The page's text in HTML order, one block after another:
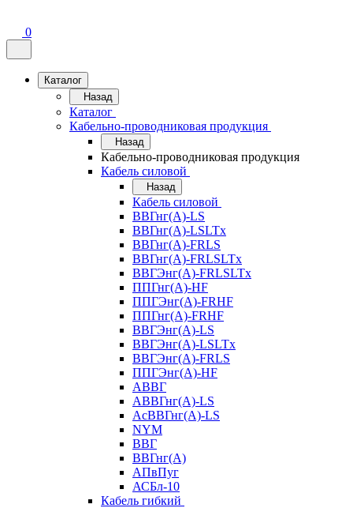
0
Каталог
Назад
Каталог
Кабельно-проводниковая продукция
Назад
Кабельно-проводниковая продукция
Кабель силовой
Назад
Кабель силовой
ВВГнг(А)-LS
ВВГнг(А)-LSLTx
ВВГнг(А)-FRLS
ВВГнг(А)-FRLSLTx
ВВГЭнг(А)-FRLSLTx
ППГнг(А)-HF
ППГЭнг(А)-FRHF
ППГнг(А)-FRHF
ВВГЭнг(А)-LS
ВВГЭнг(А)-LSLTx
ВВГЭнг(А)-FRLS
ППГЭнг(А)-HF
АВВГ
АВВГнг(А)-LS
АсВВГнг(А)-LS
NYM
ВВГ
ВВГнг(А)
АПвПуг
АСБл-10
Кабель гибкий